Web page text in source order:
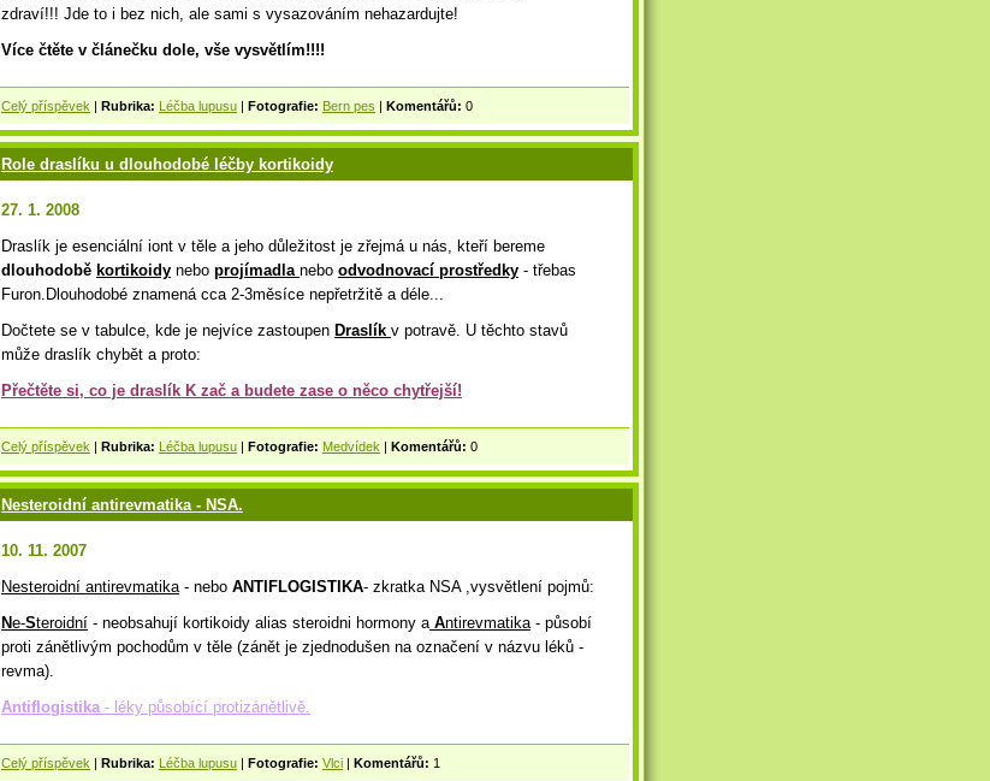
zdraví!!! Jde to i bez nich, ale sami s vysazováním nehazardujte!
Více čtěte v článečku dole, vše vysvětlím!!!!
Celý příspěvek | Rubrika: Léčba lupusu | Fotografie: Bern pes | Komentářů: 0
Role draslíku u dlouhodobé léčby kortikoidy
27. 1. 2008
Draslík je esenciální iont v těle a jeho důležitost je zřejmá u nás, kteří bereme
dlouhodobě kortikoidy nebo projímadla nebo odvodnovací prostředky - třebas
Furon.Dlouhodobé znamená cca 2-3měsíce nepřetržitě a déle...
Dočtete se v tabulce, kde je nejvíce zastoupen Draslík v potravě. U těchto stavů
může draslík chybět a proto:
Přečtěte si, co je draslík K zač a budete zase o něco chytřejší!
Celý příspěvek | Rubrika: Léčba lupusu | Fotografie: Medvídek | Komentářů: 0
Nesteroidní antirevmatika - NSA.
10. 11. 2007
Nesteroidní antirevmatika- nebo ANTIFLOGISTIKA- zkratka NSA ,vysvětlení pojmů:
Ne-Steroidní - neobsahují kortikoidy alias steroidni hormony a Antirevmatika- působí
proti zánětlivým pochodům v těle (zánět je zjednodušen na označení v názvu léků -
revma).
Antiflogistika- léky působící protizánětlivě.
Celý příspěvek | Rubrika: Léčba lupusu | Fotografie: Vlci | Komentářů: 1